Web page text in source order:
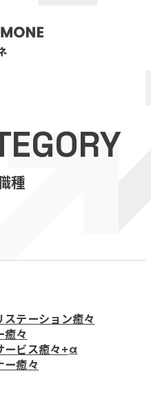
テーション癒々
癒々
種
テーション癒々
癒々
ービス癒々+α
ー癒々